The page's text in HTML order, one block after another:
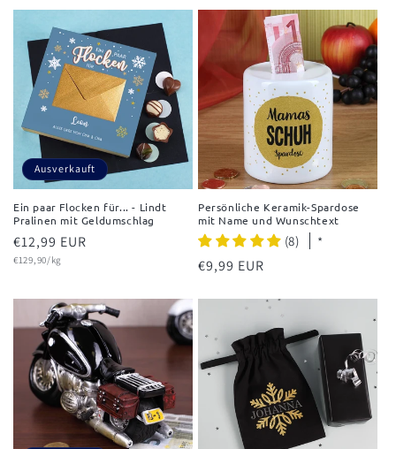
Ausverkauft
Ein paar Flocken für... - Lindt
Pralinen mit Geldumschlag
Normaler
Preis
€12,99 EUR
Grundpreis
€129,90/kg
Persönliche Keramik-Spardose
mit Name und Wunschtext
(8) *
Normaler
€9,99 EUR